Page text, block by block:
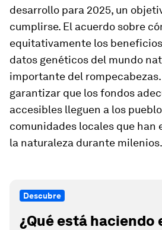
desarrollo para 2025, un
cumplirse. El acuerdo sobre
equitativamente los
datos genéticos del mundo
importante del
garantizar que los fondos
accesibles lleguen a los
comunidades locales que han
la naturaleza durante milenios.
Descubre
¿Qué está haciendo